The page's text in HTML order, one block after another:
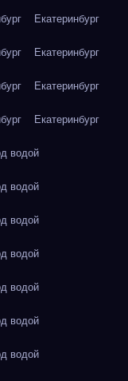
Екатеринбург
Екатеринбург
Екатеринбург
Екатеринбург
водой
водой
водой
водой
водой
водой
водой